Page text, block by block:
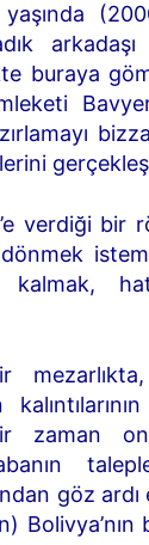
buraya
verdiği bir
zaman
göz